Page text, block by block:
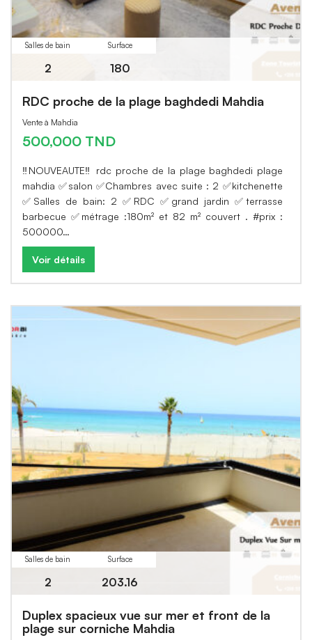
Salles de bain
2
Surface
180
RDC proche de la plage baghdedi Mahdia
Vente à Mahdia
500,000 TND
‼️NOUVEAUTE‼️ rdc proche de la plage baghdedi plage
mahdia ✅salon ✅Chambres avec suite : 2 ✅kitchenette
✅Salles de bain: 2 ✅RDC ✅grand jardin ✅terrasse
barbecue ✅métrage :180m² et 82 m² couvert . #prix :
500000…
Voir détails
Salles de bain
2
Surface
203.16
Duplex spacieux vue sur mer et front de la
plage sur corniche Mahdia